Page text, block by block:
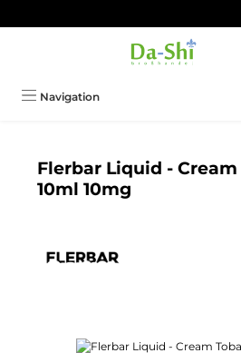
Navigation
Flerbar Liquid - Cream
10ml 10mg
Bildergalerie überspringen